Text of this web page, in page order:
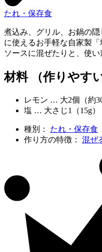
たれ・保存食
煮込み、グリル、お鍋の
に使えるお手軽な自家製
ソースに混ぜたりと、使い
材料 （作りやす
レモン … 大2個（約
塩 … 大さじ1（15g）
種別： たれ・保存食
作り方の特徴： 混ぜ